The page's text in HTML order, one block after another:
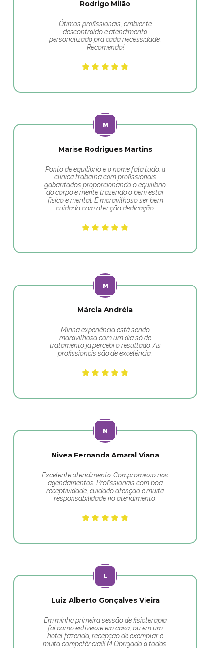
Rodrigo Milão
Ótimos profissionais, ambiente
descontraído e atendimento
personalizado pra cada necessidade.
Recomendo!
Marise Rodrigues Martins
Ponto de equilibrio e o nome fala tudo, a
clínica trabalha com profissionais
gabaritados proporcionando o equilíbrio
do corpo e mente trazendo o bem estar
físico e mental. É maravilhoso ser bem
cuidada com atenção dedicação.
Márcia Andréia
Minha experiência está sendo
maravilhosa com um dia só de
tratamento já percebi o resultado. As
profissionais são de excelência.
Nivea Fernanda Amaral Viana
Excelente atendimento. Compromisso nos
agendamentos. Profissionais com boa
receptividade, cuidado atenção e muita
responsabilidade no atendimento.
Luiz Alberto Gonçalves Vieira
Em minha primeira sessão de fisioterapia
foi como estivesse em casa, ou em um
hotel fazenda, recepção de exemplar e
muita competência!!! M Obrigado a todos.